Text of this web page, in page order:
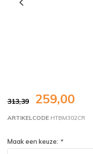
313,39 259,00
ARTIKELCODE HTBM302CR
Maak een keuze: *